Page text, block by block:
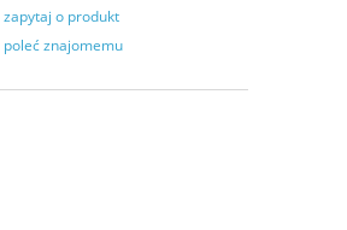
zapytaj o produkt
poleć znajomemu